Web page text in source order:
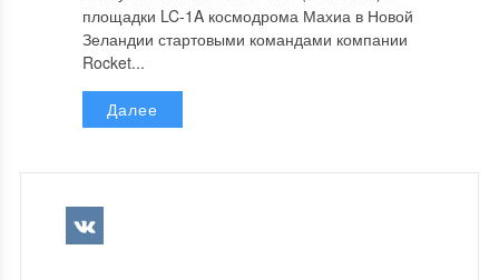
площадки LC-1A космодрома Махиа в Новой
Зеландии стартовыми командами компании
Rocket...
Далее